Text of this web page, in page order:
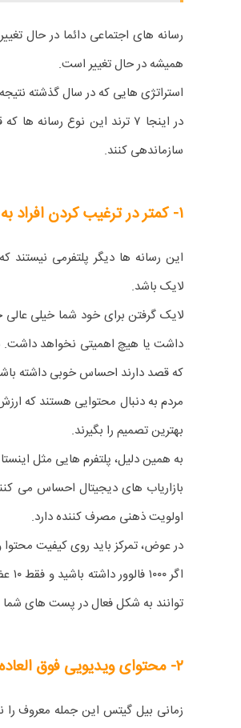
رسانه های اجتماعی دائما در حال
همیشه در حال تغییر است.
استراتژی هایی که در سال گذشته نتیجه بخش
سازماندهی کنند.
۱- کمتر در ترغیب کردن افراد به لایک کردن محتوای خود تمرکز کنید
این رسانه ها دیگر پلتفرمی
لایک باشد.
لایک گرفتن برای خود شما خیلی
داشت یا هیچ اهمیتی نخواهد داشت.
که قصد دارند احساس خوبی داشته
مردم به دنبال محتوایی هستند که
بهترین تصمیم را بگیرند.
به همین دلیل، پلتفرم هایی مثل
بازاریاب های دیجیتال احساس می
اولویت ذهنی مصرف کننده دارد.
در عوض، تمرکز باید روی کیفیت
توانند به شکل فعال در پست های شما
۲- محتوای ویدیویی فوق العاده خواهد بود
زمانی بیل گیتس این جمله معروف را